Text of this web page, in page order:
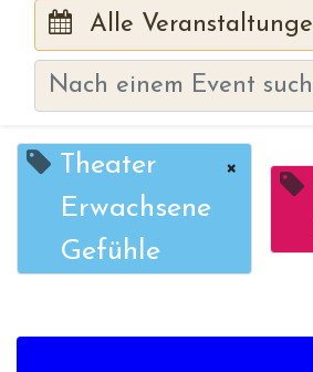
Alle
Theater
Erwachsene
Gefühle
×